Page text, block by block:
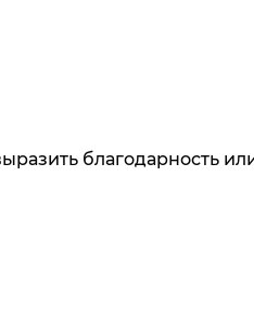
предложениях
благодарность